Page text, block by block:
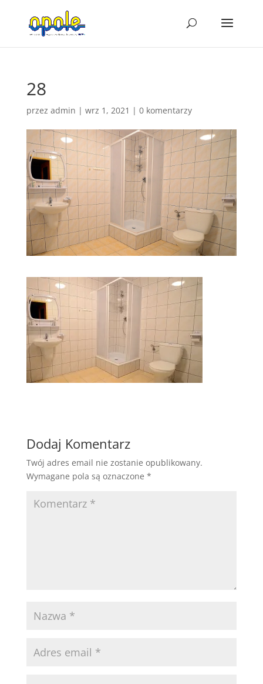
28
przez admin | wrz 1, 2021 | 0 komentarzy
Dodaj Komentarz
Twój adres email nie zostanie opublikowany.
Wymagane pola są oznaczone *